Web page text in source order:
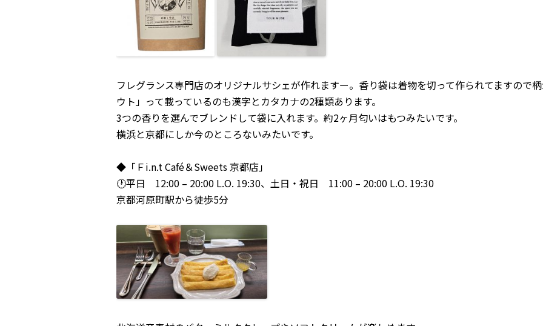
フレグランス専門店のオリジナルサシェが作れますー。香り袋は着物を切って作られてますので
ウト」って載っているのも漢字とカタカナの2種類あります。
3つの香りを選んでブレンドして袋に入れます。約2ヶ月匂いはもつみたいです。
横浜と京都にしか今のところないみたいです。
◆「Ｆi.n.t Café＆Sweets 京都店」
🕐平日 12:00 – 20:00 L.O. 19:30、土日・祝日 11:00 – 20:00 L.O. 19:30
京都河原町駅から徒歩5分